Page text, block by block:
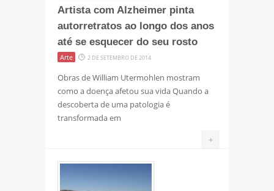
Artista com Alzheimer pinta
autorretratos ao longo dos anos
até se esquecer do seu rosto
Arte 2 DE SETEMBRO DE 2014
Obras de William Utermohlen mostram
como a doença afetou sua vida Quando a
descoberta de uma patologia é
transformada em
+